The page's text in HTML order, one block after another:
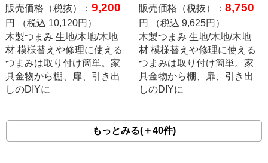
販売価格（税抜）： 9,200
円 （税込 10,120円）
木製つまみ 生地/木地/木地
材 模様替えや修理に使える
つまみは取り付け簡単。家
具金物から棚、扉、引き出
しのDIYに
販売価格（税抜）：8,750
円 （税込9,625円）
木製つまみ 生地/木地/木地
材 模様替えや修理に使える
つまみは取り付け簡単。家
具金物から棚、扉、引き出
しのDIYに
もっとみる(＋40件)